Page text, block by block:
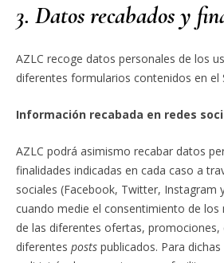
3. Datos recabados y
AZLC recoge datos personales de los
diferentes formularios contenidos en el
Información recabada en redes
AZLC podrá asimismo recabar datos
finalidades indicadas en cada caso a
sociales (Facebook, Twitter, Instagram
cuando medie el consentimiento de
de las diferentes ofertas, promociones,
diferentes posts publicados. Para